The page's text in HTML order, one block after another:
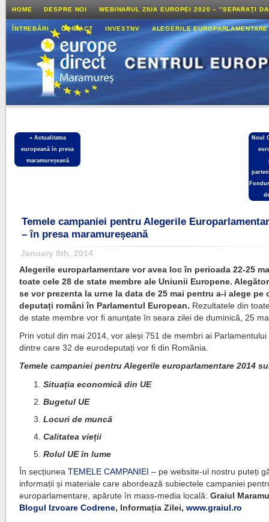
HOME DESPRE NOI WEBINARUL ZIUA EUROPEI 2020 – ”SEPARAȚI
ÎNTREBĂRI CONTACT INVESTNV ALEGERILE
« Actualitatea
europeană în presa
maramureșeană
Noul
Temele campaniei pentru Alegerile
– în presa maramureșeană
January 8th, 2014
Alegerile europarlamentare vor avea loc în perioada 22-25
toate cele 28 de state membre ale Uniunii Europene.
se vor prezenta la urne la data de 25 mai pentru a-i alege pe
deputați români în Parlamentul European. Rezultatele din
de state membre vor fi anunțate în seara zilei de duminică, 25
Prin votul din mai 2014, vor aleși 751 de membri ai
dintre care 32 de eurodeputați vor fi din România.
Temele campaniei pentru Alegerile europarlamentare 2014
Situația economică din UE
Bugetul UE
Locuri de muncă
Calitatea vieții
Rolul UE în lume
În secțiuneaTEMELE CAMPANIEI – pe website-ul nostru puteți
informații și materiale care abordează subiectele campaniei
europarlamentare, apărute în mass-media locală:Graiul
Blogul Izvoare Codrene, Informația Zilei,www.graiul.ro